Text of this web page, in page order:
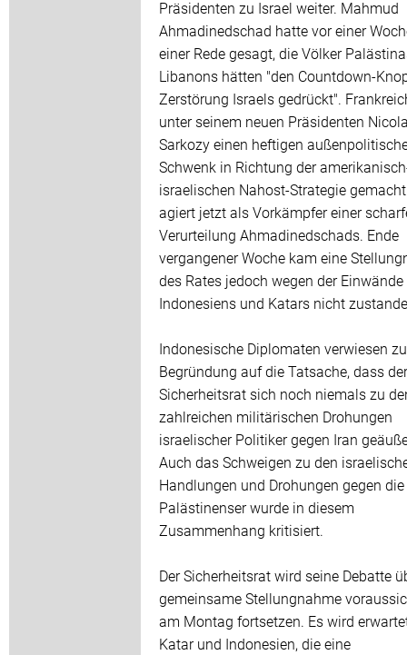
Präsidenten zu Israel weiter. Mahmud
Ahmadinedschad hatte vor einer
einer Rede gesagt, die Völker
Libanons hätten "den Countdown-
Zerstörung Israels gedrückt".
unter seinem neuen Präsidenten
Sarkozy einen heftigen
Schwenk in Richtung der
israelischen Nahost-Strategie
agiert jetzt als Vorkämpfer einer
Verurteilung Ahmadinedschads. Ende
vergangener Woche kam eine
des Rates jedoch wegen der Einwände
Indonesiens und Katars nicht
Indonesische Diplomaten verwiesen
Begründung auf die Tatsache, dass der
Sicherheitsrat sich noch niemals zu
zahlreichen militärischen Drohungen
israelischer Politiker gegen Iran
Auch das Schweigen zu den
Handlungen und Drohungen gegen die
Palästinenser wurde in diesem
Zusammenhang kritisiert.
Der Sicherheitsrat wird seine Debatte
gemeinsame Stellungnahme
am Montag fortsetzen. Es wird
Katar und Indonesien, die eine